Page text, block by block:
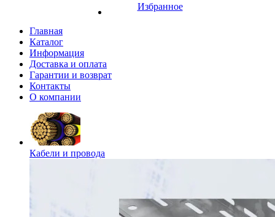
Избранное
Главная
Каталог
Информация
Доставка и оплата
Гарантии и возврат
Контакты
О компании
Кабели и провода